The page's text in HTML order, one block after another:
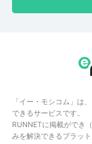
「イー・モシコム」は
できるサービスです。
RUNNETに掲載ができ
みを解決できるプラット